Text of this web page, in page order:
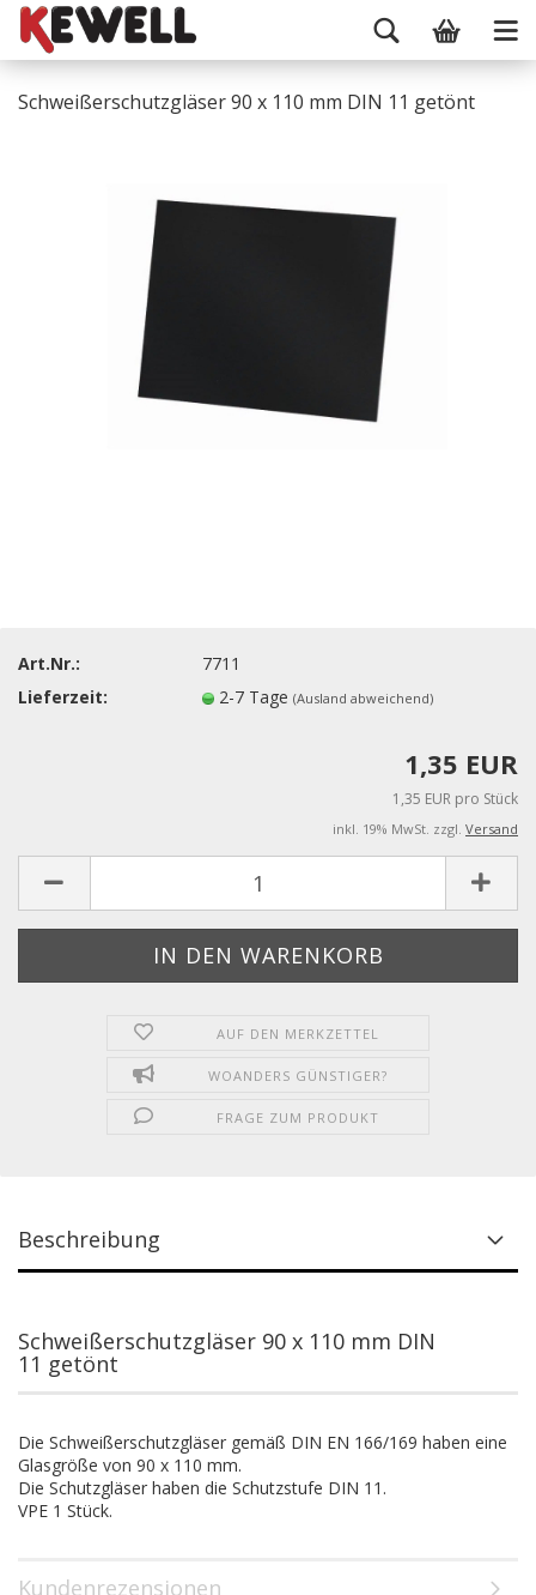
Schweißerschutzgläser 90 x 110 mm DIN 11 getönt
Art.Nr.:
7711
Lieferzeit:
2-7 Tage(Ausland abweichend)
1,35 EUR
1,35 EUR pro Stück
inkl. 19% MwSt. zzgl. Versand
AUF DEN MERKZETTEL
WOANDERS GÜNSTIGER?
FRAGE ZUM PRODUKT
Beschreibung
Schweißerschutzgläser 90 x 110 mm DIN
11 getönt
Die Schweißerschutzgläser gemäß DIN EN 166/169 haben eine
Glasgröße von 90 x 110 mm.
Die Schutzgläser haben die Schutzstufe DIN 11.
VPE 1 Stück.
Kundenrezensionen